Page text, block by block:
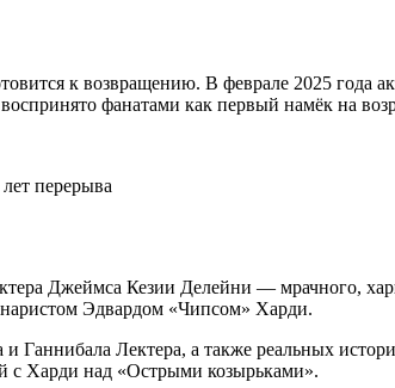
к возвращению. В феврале 2025 года
фанатами как первый намёк на
Джеймса Кезии Делейни — мрачного,
Эдвардом «Чипсом» Харди.
Ганнибала Лектера, а также реальных
с Харди над «Острыми козырьками».